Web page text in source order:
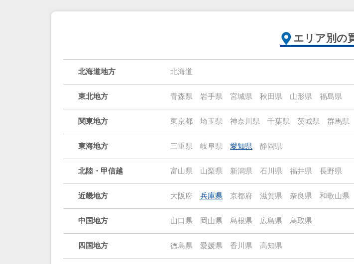
エリア別の
北海道地方 北海道
東北地方 青森県 岩手県 宮城県 秋田県 山形県 福島県
関東地方 東京都 埼玉県 神奈川県 千葉県 茨城県 群馬県
東海地方 三重県 岐阜県 愛知県 静岡県
北陸・甲信越 富山県 山梨県 新潟県 石川県 福井県 長野県
近畿地方 大阪府 兵庫県 京都府 滋賀県 奈良県 和歌山県
中国地方 山口県 岡山県 島根県 広島県 鳥取県
四国地方 徳島県 愛媛県 香川県 高知県